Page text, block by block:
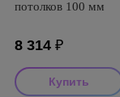
потолков 100 мм
8 314 ₽